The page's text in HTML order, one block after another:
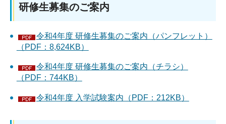
研修生募集のご案内
令和4年度 研修生募集のご案内（パンフレット）
（PDF：8,624KB）
令和4年度 研修生募集のご案内（チラシ）
（PDF：744KB）
令和4年度 入学試験案内（PDF：212KB）